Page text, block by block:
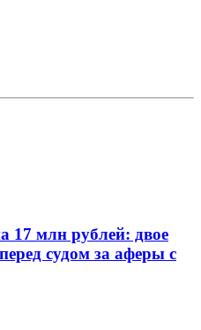
17 млн рублей: двое
судом за аферы с